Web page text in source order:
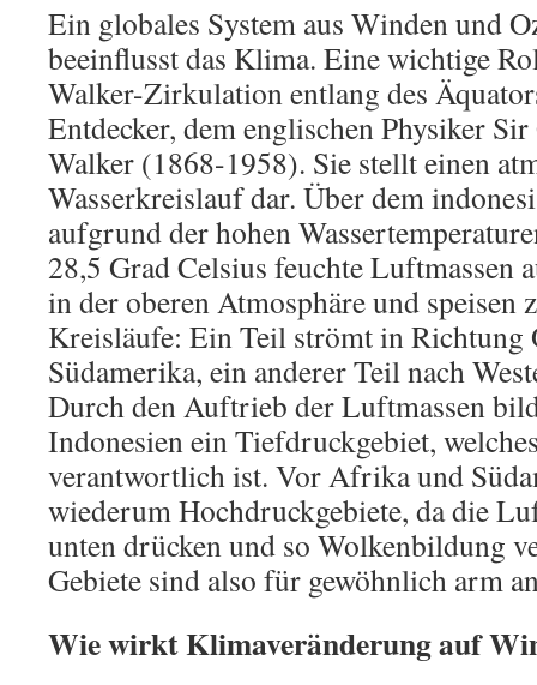
Ein globales System aus Winden und
beeinflusst das Klima. Eine wichtige
Walker-Zirkulation entlang des
Entdecker, dem englischen Physiker
Walker (1868-1958). Sie stellt einen
Wasserkreislauf dar. Über dem
aufgrund der hohen
28,5 Grad Celsius feuchte Luftmassen
in der oberen Atmosphäre und speisen
Kreisläufe: Ein Teil strömt in Richtung
Südamerika, ein anderer Teil nach
Durch den Auftrieb der Luftmassen
Indonesien ein Tiefdruckgebiet,
verantwortlich ist. Vor Afrika und
wiederum Hochdruckgebiete, da die
unten drücken und so Wolkenbildung
Gebiete sind also für gewöhnlich arm
Wie wirkt Klimaveränderung auf